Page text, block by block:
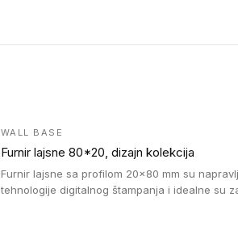
WALL BASE
Furnir lajsne 80*20, dizajn kolekcija
Furnir lajsne sa profilom 20x80 mm su
tehnologije digitalnog štampanja i idealne su